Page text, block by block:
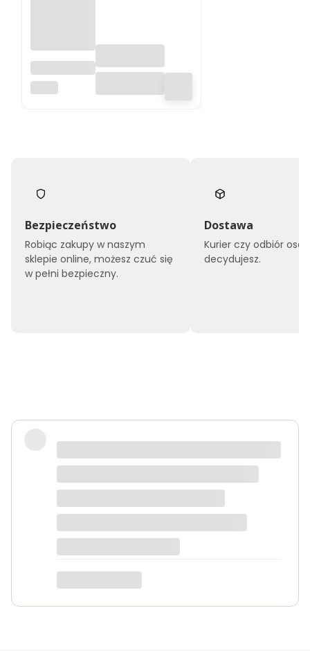
na
przecinarka
Bezpieczeństwo
Robiąc zakupy w naszym
sklepie online, możesz czuć się
w pełni bezpieczny.
Dostawa
Kurier czy odbiór
decydujesz.